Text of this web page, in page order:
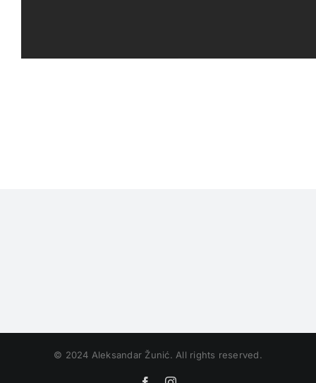
© 2024 Aleksandar Žunić. All rights reserved.